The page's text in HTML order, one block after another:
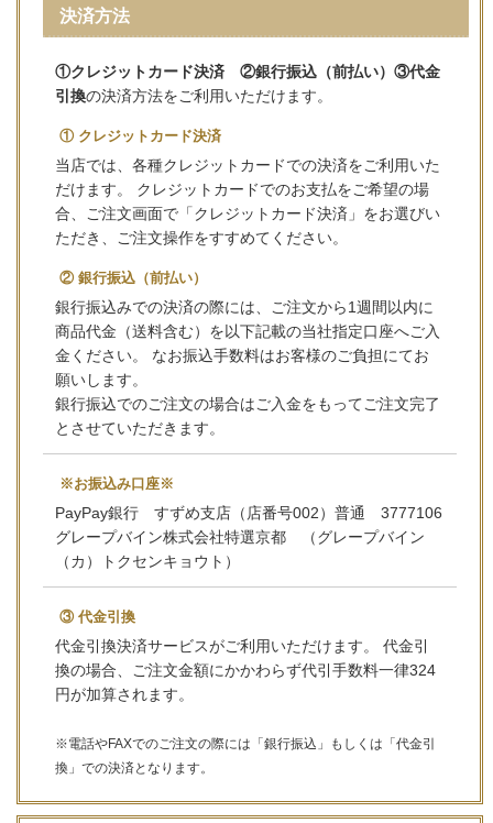
決済方法
①クレジットカード決済 ②銀行振込（前払い）③代金
引換の決済方法をご利用いただけます。
① クレジットカード決済
当店では、各種クレジットカードでの決済をご利用いた
だけます。 クレジットカードでのお支払をご希望の場
合、ご注文画面で「クレジットカード決済」をお選びい
ただき、ご注文操作をすすめてください。
② 銀行振込（前払い）
銀行振込みでの決済の際には、ご注文から1週間以内に
商品代金（送料含む）を以下記載の当社指定口座へご入
金ください。 なお振込手数料はお客様のご負担にてお
願いします。
銀行振込でのご注文の場合はご入金をもってご注文完了
とさせていただきます。
※お振込み口座※
PayPay銀行 すずめ支店（店番号002）普通 3777106
グレープバイン株式会社特選京都 （グレープバイン
（カ）トクセンキョウト）
③ 代金引換
代金引換決済サービスがご利用いただけます。 代金引
換の場合、ご注文金額にかかわらず代引手数料一律324
円が加算されます。
※電話やFAXでのご注文の際には「銀行振込」もしくは「代金引
換」での決済となります。